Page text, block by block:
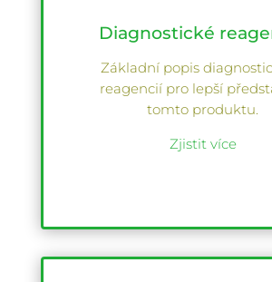
Diagnostické
Základní popis
reagencií pro lepší
tomto produktu.
Zjistit více